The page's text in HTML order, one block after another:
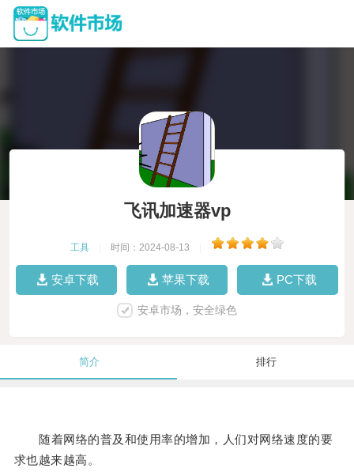
飞讯加速器vp
工具 时间：2024-08-13
安卓下载 苹果下载 PC下载
安卓市场，安全绿色
简介 排行
随着网络的普及和使用率的增加，人们对网络速度的要
求也越来越高。